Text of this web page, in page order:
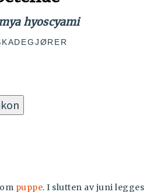
hyoscyami
puppe. I slutten av juni legges